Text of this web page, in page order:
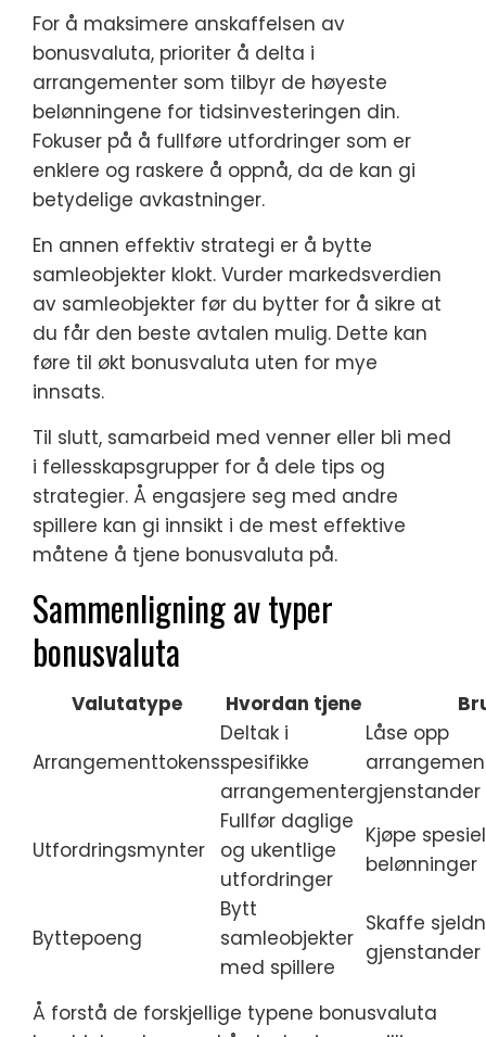
For å maksimere anskaffelsen av
bonusvaluta, prioriter å delta i
arrangementer som tilbyr de høyeste
belønningene for tidsinvesteringen din.
Fokuser på å fullføre utfordringer som er
enklere og raskere å oppnå, da de kan gi
betydelige avkastninger.
En annen effektiv strategi er å bytte
samleobjekter klokt. Vurder markedsverdien
av samleobjekter før du bytter for å sikre at
du får den beste avtalen mulig. Dette kan
føre til økt bonusvaluta uten for mye
innsats.
Til slutt, samarbeid med venner eller bli med
i fellesskapsgrupper for å dele tips og
strategier. Å engasjere seg med andre
spillere kan gi innsikt i de mest effektive
måtene å tjene bonusvaluta på.
Sammenligning av typer
bonusvaluta
Valutatype Hvordan tjene
Arrangementtokens
Deltak i
spesifikke
arrangementer
Låse opp
gjenstander
Utfordringsmynter
Fullfør daglige
og ukentlige
utfordringer
Kjøpe
belønninger
Byttepoeng
Bytt
samleobjekter
med spillere
Skaffe
gjenstander
Å forstå de forskjellige typene bonusvaluta